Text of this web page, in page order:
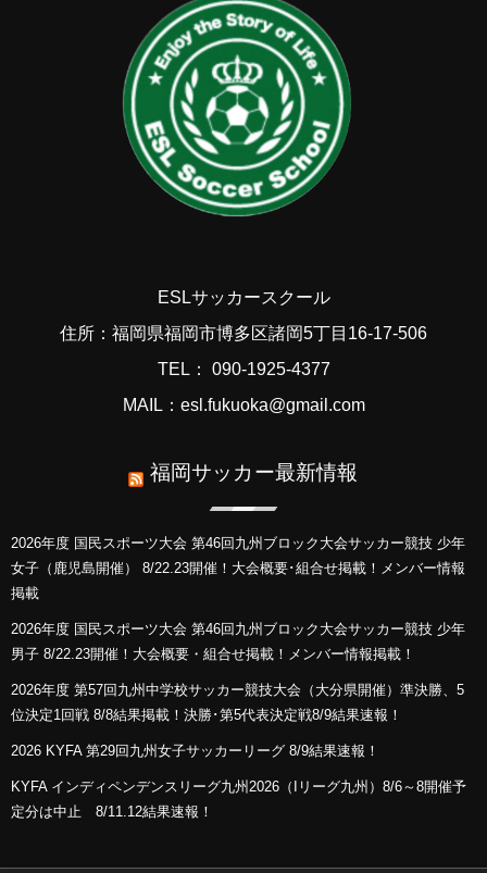
ESLサッカースクール
住所：福岡県福岡市博多区諸岡5丁目16-17-506
TEL： 090-1925-4377
MAIL：esl.fukuoka@gmail.com
福岡サッカー最新情報
2026年度 国民スポーツ大会 第46回九州ブロック大会サッカー競技 少年
女子（鹿児島開催） 8/22.23開催！大会概要･組合せ掲載！メンバー情報
掲載
2026年度 国民スポーツ大会 第46回九州ブロック大会サッカー競技 少年
男子 8/22.23開催！大会概要・組合せ掲載！メンバー情報掲載！
2026年度 第57回九州中学校サッカー競技大会（大分県開催）準決勝、5
位決定1回戦 8/8結果掲載！決勝･第5代表決定戦8/9結果速報！
2026 KYFA 第29回九州女子サッカーリーグ 8/9結果速報！
KYFA インディペンデンスリーグ九州2026（Iリーグ九州）8/6～8開催予
定分は中止 8/11.12結果速報！